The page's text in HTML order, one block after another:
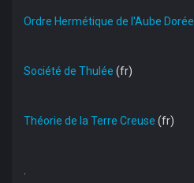
Ordre Hermétique de l'Aube Dorée
Société de Thulée (fr)
Théorie de la Terre Creuse (fr)